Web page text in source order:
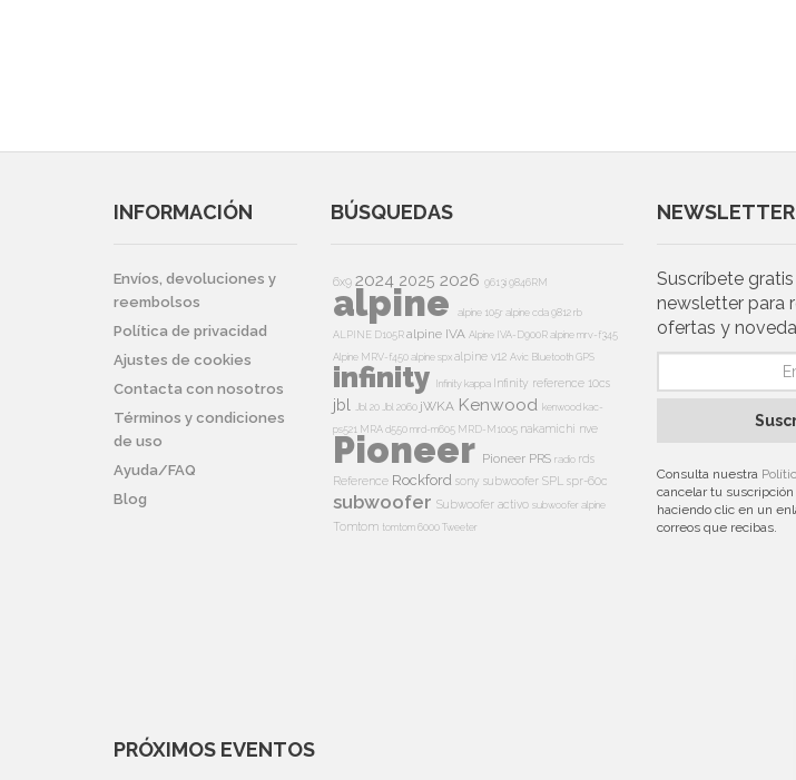
INFORMACIÓN
Envíos, devoluciones y
reembolsos
Política de privacidad
Ajustes de cookies
Contacta con nosotros
Términos y condiciones
de uso
Ayuda/FAQ
Blog
BÚSQUEDAS
6x9 2024 2025 2026 9613i9846RM
alpine alpine 105r alpine cda 9812 rb
ALPINE D105Ralpine IVA Alpine IVA-D900Ralpine mrv-f345
Alpine MRV-f450alpine spxalpine v12 Avic BluetoothGPS
infinity Infinity kappa Infinity reference 10cs
jbl Jbl 20 Jbl 2060 jWKA Kenwood kenwood kac-
ps521 MRA d550mrd-m605 MRD-M1005 nakamichi nve
Pioneer Pioneer PRS radio rds
Reference Rockford sony subwoofer SPL spr-60c
subwoofer Subwoofer activo subwoofer alpine
Tomtom tomtom 6000Tweeter
NEWSLETTER
Suscríbete
newsletter para
ofertas y
Consulta nuestra
cancelar tu
haciendo clic en un
correos que recibas.
PRÓXIMOS EVENTOS